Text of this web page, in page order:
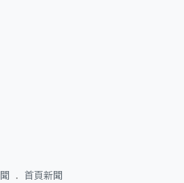
首頁新聞